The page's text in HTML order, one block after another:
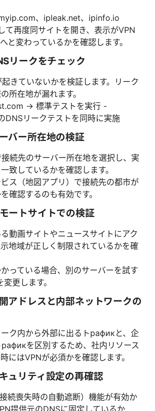
、ipleak.net、ipinfo.io
て再度同サイトを開き、表示がVPN
と変わっているかを確認します。
リークをチェック
きていないかを検証します。リーク
所在地が漏れます。
→ 標準テストを実行 -
DNSリークテストを同時に実施
バー所在地の検証
続先のサーバー所在地を選択し、実
致しているかを確認します。
ス（地図アプリ）で接続先の都市が
確認するのも有効です。
ートサイトでの検証
動画サイトやニュースサイトにアク
地域が正しく制限されているかを確
っている場合、別のサーバーを試す
更します。
アドレスと内部ネットワークの
ク内から外部に出るトрафикと、企
を区別するため、社内リソース
にはVPNが必須かを確認します。
ュリティ設定の再確認
続喪失時の自動遮断）機能が有効か
提供元のDNSに固定しているか